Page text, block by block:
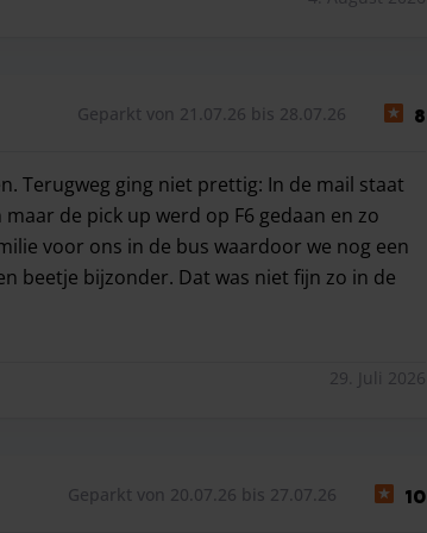
Geparkt von 21.07.26 bis 28.07.26 8
Terugweg ging niet prettig: In de mail staat
de pick up werd op F6 gedaan en zo
voor ons in de bus waardoor we nog een
beetje bijzonder. Dat was niet fijn zo in de
29. Juli 2026
Geparkt von 20.07.26 bis 27.07.26 10